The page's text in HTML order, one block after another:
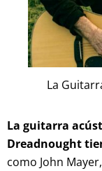
La
La guitarra
Dreadnought
como John